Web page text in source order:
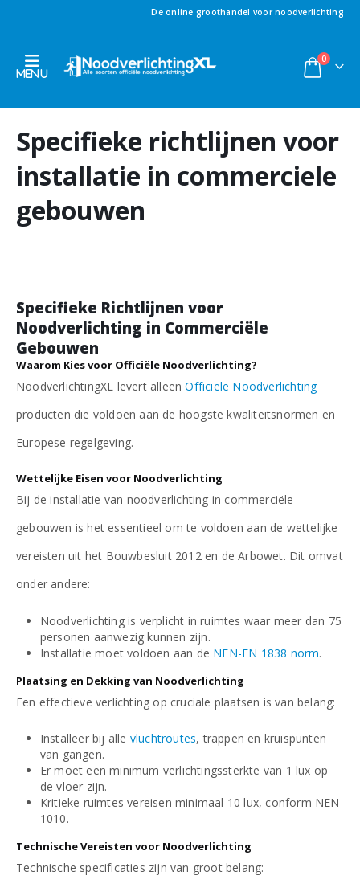
De online groothandel voor noodverlichting
0
Specifieke richtlijnen voor
installatie in commerciele
gebouwen
Specifieke Richtlijnen voor
Noodverlichting in Commerciële
Gebouwen
Waarom Kies voor Officiële Noodverlichting?
NoodverlichtingXL levert alleenOfficiële Noodverlichting
producten die voldoen aan de hoogste kwaliteitsnormen en
Europese regelgeving.
Wettelijke Eisen voor Noodverlichting
Bij de installatie van noodverlichting in commerciële
gebouwen is het essentieel om te voldoen aan de wettelijke
vereisten uit het Bouwbesluit 2012 en de Arbowet. Dit omvat
onder andere:
Noodverlichting is verplicht in ruimtes waar meer dan 75
personen aanwezig kunnen zijn.
Installatie moet voldoen aan de NEN-EN 1838 norm.
Plaatsing en Dekking van Noodverlichting
Een effectieve verlichting op cruciale plaatsen is van belang:
Installeer bij alle vluchtroutes, trappen en kruispunten
van gangen.
Er moet een minimum verlichtingssterkte van 1 lux op
de vloer zijn.
Kritieke ruimtes vereisen minimaal 10 lux, conform NEN
1010.
Technische Vereisten voor Noodverlichting
Technische specificaties zijn van groot belang: